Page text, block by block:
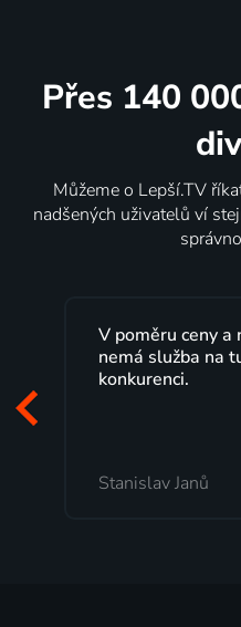
Přes 140
Můžeme o Lepší.TV
nadšených uživatelů ví
Lepší.TV sleduji
maximální
programů a
Milada Tomešová